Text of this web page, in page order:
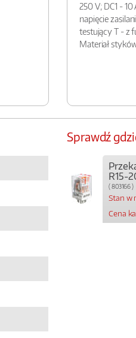
250 V; DC1 -
napięcie
testujący T - z
Materiał
Sprawdź
R15-
( 803166 )
Stan w
Cena